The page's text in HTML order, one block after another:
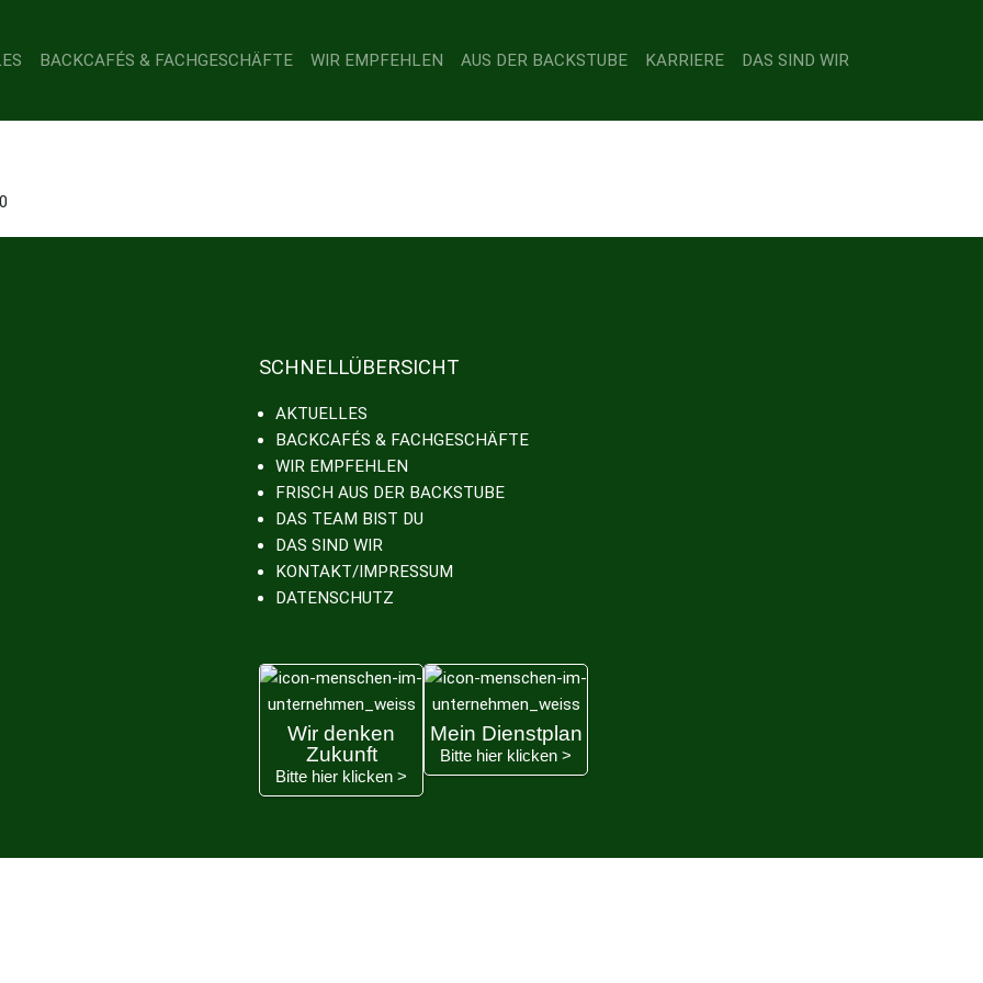
BACKCAFÉS & FACHGESCHÄFTE WIR EMPFEHLEN AUS DER BACKSTUBE KARRIERE
DAS SIND WIR
SCHNELLÜBERSICHT
AKTUELLES
BACKCAFÉS & FACHGESCHÄFTE
WIR EMPFEHLEN
FRISCH AUS DER BACKSTUBE
DAS TEAM BIST DU
DAS SIND WIR
KONTAKT/IMPRESSUM
DATENSCHUTZ
Wir denken
Zukunft
Bitte hier klicken >
Mein Dienstplan
Bitte hier klicken >